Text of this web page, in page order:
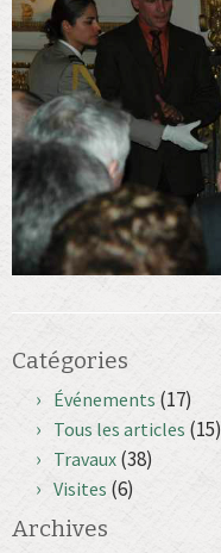
Catégories
Événements (17)
Tous les articles (15)
Travaux (38)
Visites (6)
Archives